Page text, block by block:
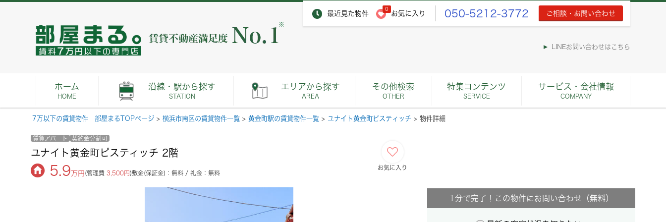
最近見た物件
0
お気に入り 050-5212-3772 ご相談・お問い合わせ
※
LINEお問い合わせはこちら
ホーム
HOME
沿線・駅から探す
STATION
エリアから探す
AREA
その他検索
OTHER
特集コンテンツ
SERVICE
サービス・会社情報
COMPANY
7万以下の賃貸物件 部屋まるTOPページ > 横浜市南区の賃貸物件一覧 > 黄金町駅の賃貸物件一覧 > ユナイト黄金町ピスティッチ > 物件詳細
賃貸アパート 契約金分割可
ユナイト黄金町ピスティッチ 2階
5.9 万円 (管理費 3,500円)敷金(保証金)：無料 / 礼金：無料
お気に入り
1分で完了！この物件にお問い合わせ（無料）